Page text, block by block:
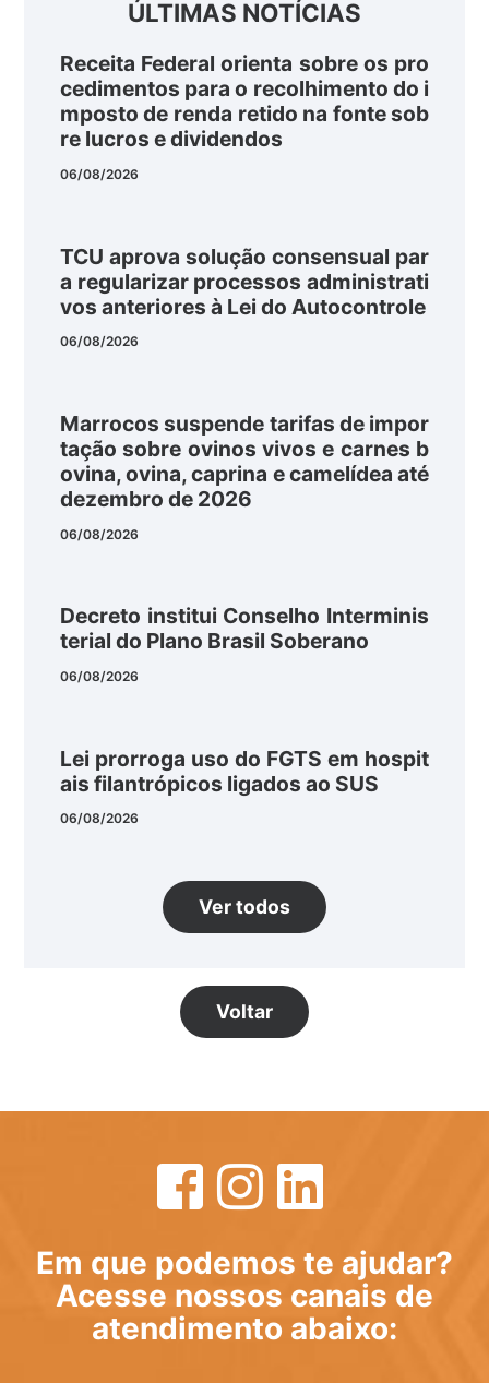
ÚLTIMAS NOTÍCIAS
Receita Federal orienta sobre os pro
cedimentos para o recolhimento do i
mposto de renda retido na fonte sob
re lucros e dividendos
06/08/2026
TCU aprova solução consensual par
a regularizar processos administrati
vos anteriores à Lei do Autocontrole
06/08/2026
Marrocos suspende tarifas de impor
tação sobre ovinos vivos e carnes b
ovina, ovina, caprina e camelídea até
dezembro de 2026
06/08/2026
Decreto institui Conselho Interminis
terial do Plano Brasil Soberano
06/08/2026
Lei prorroga uso do FGTS em hospit
ais filantrópicos ligados ao SUS
06/08/2026
Ver todos
Voltar
Em que podemos te ajudar?
Acesse nossos canais de
atendimento abaixo: